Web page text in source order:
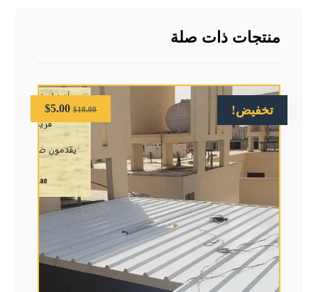
منتجات ذات صلة
تخفيض! $10.00
$5.00